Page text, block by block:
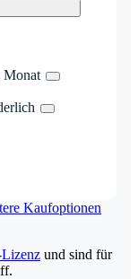
Monat
Kaufoptionen
Lizenz und sind für